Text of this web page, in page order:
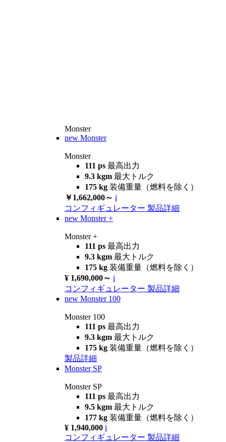
Monster
new Monster
Monster
111 ps 最高出力
9.3 kgm 最大トルク
175 kg 装備重量（燃料を除く）
￥1,662,000～ i
コンフィギュレーター 製品詳細
new Monster +
Monster +
111 ps 最高出力
9.3 kgm 最大トルク
175 kg 装備重量（燃料を除く）
¥ 1,690,000～ i
コンフィギュレーター 製品詳細
new Monster 100
Monster 100
111 ps 最高出力
9.3 kgm 最大トルク
175 kg 装備重量（燃料を除く）
製品詳細
Monster SP
Monster SP
111 ps 最高出力
9.5 kgm 最大トルク
177 kg 装備重量（燃料を除く）
¥ 1,940,000 i
コンフィギュレーター 製品詳細